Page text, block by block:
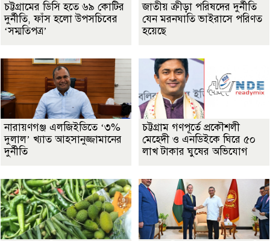
চট্টগ্রামের ডিসি হতে ৬৯ কোটির
দুর্নীতি, ফাঁস হলো উপসচিবের
‘সম্মতিপত্র’
জাতীয় ক্রীড়া পরিষদের দুর্নীতি
যেন মরনঘাতি ভাইরাসে পরিণত
হয়েছে
নারায়ণগঞ্জ এলজিইডিতে ‘৩%
দুলাল’ খ্যাত আহসানুজ্জামানের
দুর্নীতি
চট্টগ্রাম গণপূর্তে প্রকৌশলী
মেহেদী ও এনডিইকে ঘিরে ৫০
লাখ টাকার ঘুষের অভিযোগ